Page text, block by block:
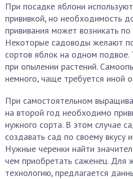
При посадке яблони
прививкой, но необходимость
прививания может возникать
Некоторые садоводы желают
сортов яблок на одном подвое.
при опылении растений.
немного, чаще требуется иной
При самостоятельном
на второй год необходимо
нужного сорта. В этом случае
создавать сад по своему вкусу
Нужные черенки найти
чем приобретать саженец. Для
технологию, предлагается